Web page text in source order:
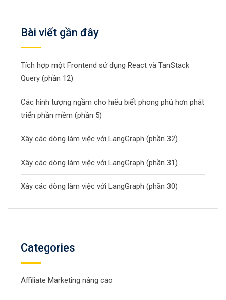
Bài viết gần đây
Tích hợp một Frontend sử dụng React và TanStack
Query (phần 12)
Các hình tượng ngầm cho hiểu biết phong phú hơn phát
triển phần mềm (phần 5)
Xây các dòng làm việc với LangGraph (phần 32)
Xây các dòng làm việc với LangGraph (phần 31)
Xây các dòng làm việc với LangGraph (phần 30)
Categories
Affiliate Marketing nâng cao